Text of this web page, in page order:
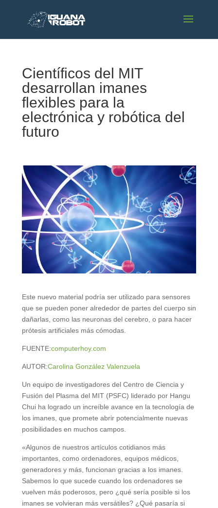
Científicos del MIT
desarrollan imanes
flexibles para la
electrónica y robótica del
futuro
Este nuevo material podría ser utilizado para sensores
que se pueden poner alrededor de partes del cuerpo sin
dañarlas, como las neuronas del cerebro, o para hacer
prótesis artificiales más cómodas.
FUENTE:computerhoy.com
AUTOR:Carolina González Valenzuela
Un equipo de investigadores del Centro de Ciencia y
Fusión del Plasma del MIT (PSFC) liderado por Hangu
Chui ha logrado un increíble avance en la tecnología de
los imanes, que promete abrir potencialmente nuevas
posibilidades en muchos campos.
«Algunos de nuestros artículos cotidianos más
importantes, como ordenadores, equipos médicos,
generadores y más, funcionan gracias a los imanes.
Sabemos lo que sucede cuando los ordenadores se
vuelven más poderosos, pero ¿qué sería posible si los
imanes se volvieran más versátiles? ¿Qué pasaría si